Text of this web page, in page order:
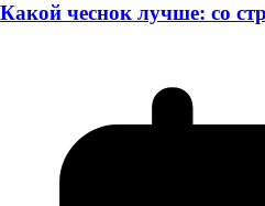
Какой чеснок лучше: со